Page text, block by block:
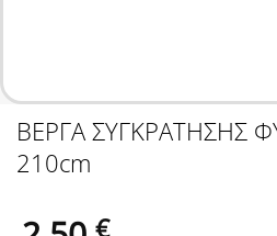
ΒΕΡΓΑ ΣΥΓΚΡΑΤΗΣΗΣ
210cm
€